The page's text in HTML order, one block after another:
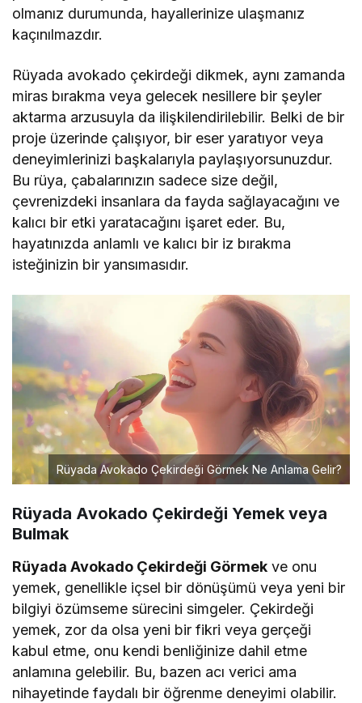
olmanız durumunda, hayallerinize ulaşmanız
kaçınılmazdır.
Rüyada avokado çekirdeği dikmek, aynı zamanda
miras bırakma veya gelecek nesillere bir şeyler
aktarma arzusuyla da ilişkilendirilebilir. Belki de bir
proje üzerinde çalışıyor, bir eser yaratıyor veya
deneyimlerinizi başkalarıyla paylaşıyorsunuzdur.
Bu rüya, çabalarınızın sadece size değil,
çevrenizdeki insanlara da fayda sağlayacağını ve
kalıcı bir etki yaratacağını işaret eder. Bu,
hayatınızda anlamlı ve kalıcı bir iz bırakma
isteğinizin bir yansımasıdır.
Rüyada Avokado Çekirdeği Görmek Ne Anlama Gelir?
Rüyada Avokado Çekirdeği Yemek veya
Bulmak
Rüyada Avokado Çekirdeği Görmek ve onu
yemek, genellikle içsel bir dönüşümü veya yeni bir
bilgiyi özümseme sürecini simgeler. Çekirdeği
yemek, zor da olsa yeni bir fikri veya gerçeği
kabul etme, onu kendi benliğinize dahil etme
anlamına gelebilir. Bu, bazen acı verici ama
nihayetinde faydalı bir öğrenme deneyimi olabilir.